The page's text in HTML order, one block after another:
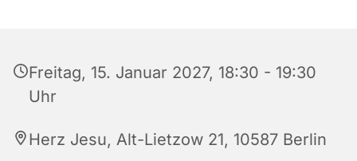
Freitag, 15. Januar 2027, 18:30 - 19:30
Uhr
Herz Jesu, Alt-Lietzow 21, 10587 Berlin